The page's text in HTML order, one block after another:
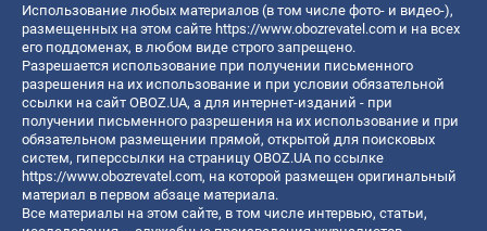
Использование любых материалов (в том числе фото- и видео-),
размещенных на этом сайте https://www.obozrevatel.com и на всех
его поддоменах, в любом виде строго запрещено.
Разрешается использование при получении письменного
разрешения на их использование и при условии обязательной
ссылки на сайт OBOZ.UA, а для интернет-изданий - при
получении письменного разрешения на их использование и при
обязательном размещении прямой, открытой для поисковых
систем, гиперссылки на страницу OBOZ.UA по ссылке
https://www.obozrevatel.com, на которой размещен оригинальный
материал в первом абзаце материала.
Все материалы на этом сайте, в том числе интервью, статьи,